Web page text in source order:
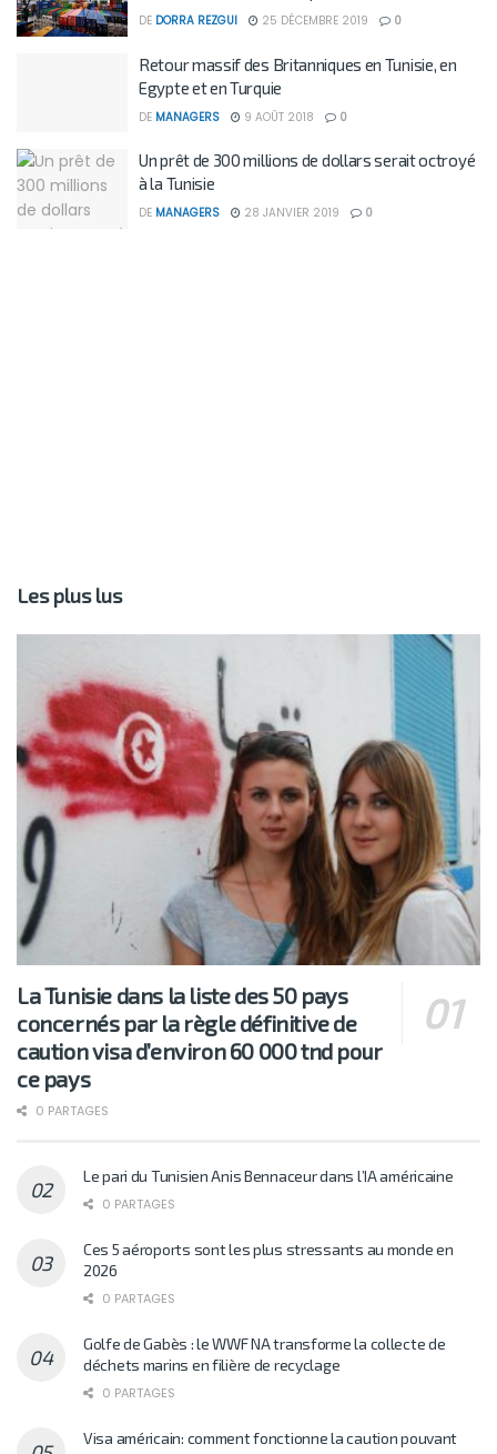
DE DORRA REZGUI 25 DÉCEMBRE 2019 0
Retour massif des Britanniques en Tunisie, en
Egypte et en Turquie
DE MANAGERS 9 AOÛT 2018 0
Un prêt de 300 millions de dollars serait octroyé
à la Tunisie
DE MANAGERS 28 JANVIER 2019 0
Les plus lus
La Tunisie dans la liste des 50 pays
concernés par la règle définitive de
caution visa d’environ 60 000 tnd pour
ce pays
0 PARTAGES
Le pari du Tunisien Anis Bennaceur dans l’IA américaine
0 PARTAGES
Ces 5 aéroports sont les plus stressants au monde en
2026
0 PARTAGES
Golfe de Gabès : le WWF NA transforme la collecte de
déchets marins en filière de recyclage
0 PARTAGES
Visa américain: comment fonctionne la caution pouvant